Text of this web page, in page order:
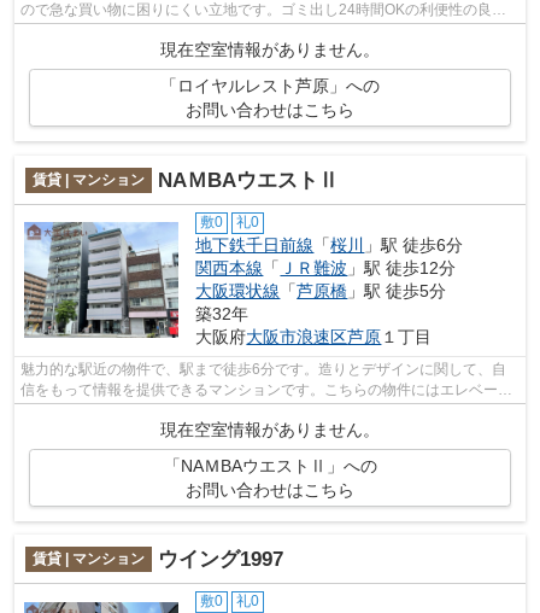
ので急な買い物に困りにくい立地です。ゴミ出し24時間OKの利便性の良い
現在空室情報がありません。
「ロイヤルレスト芦原」への
お問い合わせはこちら
賃貸 | マンション NAＭBAウエストⅡ
敷0 礼0
地下鉄千日前線 「桜川
」駅 徒歩6分
関西本線 「 ＪＲ難波 」駅 徒歩12分
大阪環状線 「芦原橋 」駅 徒歩5分
築32年
大阪府大阪市浪速区芦原 １丁目
魅力的な駅近の物件で、駅まで徒歩6分です。造りとデザインに関して、自
信をもって情報を提供できるマンションです。こちらの物件にはエレベータ
ーが付いています。「NAMBAウエストⅡ」...
現在空室情報がありません。
「NAＭBAウエストⅡ」への
お問い合わせはこちら
賃貸 | マンション ウイング1997
敷0 礼0